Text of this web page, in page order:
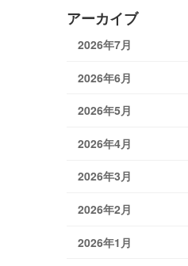
アーカイブ
2026年7月
2026年6月
2026年5月
2026年4月
2026年3月
2026年2月
2026年1月